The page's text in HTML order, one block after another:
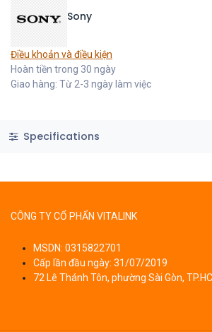
Sony
Điều khoản và điều kiện
Hoàn tiền trong 30 ngày
Giao hàng: Từ 2-3 ngày làm việc
Specifications
CÔNG TY CỔ PHẨN VITALINK
MSDN: 0315822701
Cấp lần đầu ngày: 31/07/2019
72 Lê Thánh Tôn, phường Sài Gòn,